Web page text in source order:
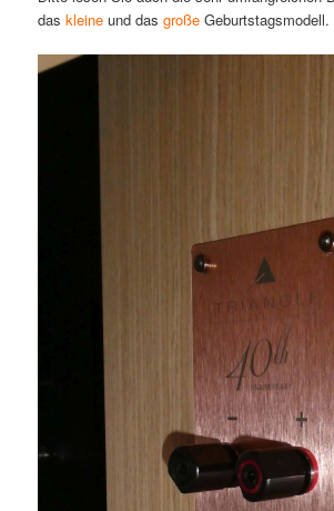
das kleineund das großeGeburtstagsmodell.